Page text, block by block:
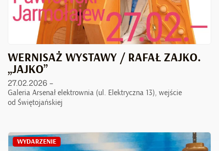
WERNISAŻ WYSTAWY / RAFAŁ ZAJKO.
„JAJKO”
27.02.2026 –
Galeria Arsenał elektrownia (ul. Elektryczna 13), wejście
od Świętojańskiej
WYDARZENIE